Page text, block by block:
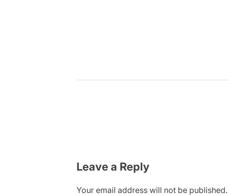
Leave a Reply
Your email address will not be published.